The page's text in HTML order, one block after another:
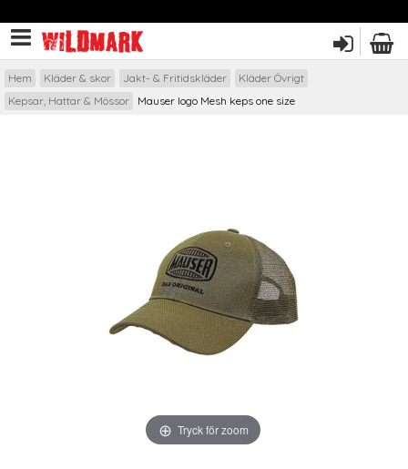
Hem Kläder & skor Jakt- & Fritidskläder
Kläder Övrigt
Kepsar, Hattar & Mössor
Mauser logo Mesh keps one size
Tryck för zoom